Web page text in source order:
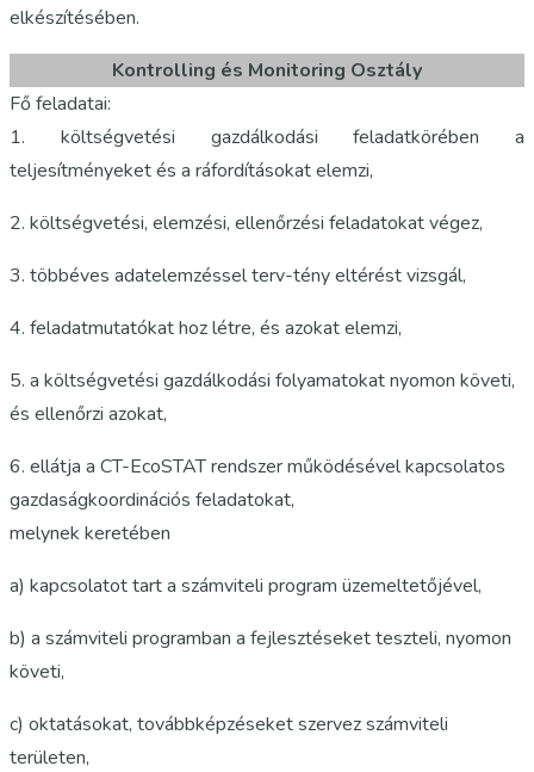
elkészítésében.
Kontrolling és Monitoring Osztály
Fő feladatai:
1. költségvetési gazdálkodási feladatkörében a
teljesítményeket és a ráfordításokat elemzi,
2. költségvetési, elemzési, ellenőrzési feladatokat végez,
3. többéves adatelemzéssel terv-tény eltérést vizsgál,
4. feladatmutatókat hoz létre, és azokat elemzi,
5. a költségvetési gazdálkodási folyamatokat nyomon követi,
és ellenőrzi azokat,
6. ellátja a CT-EcoSTAT rendszer működésével kapcsolatos
gazdaságkoordinációs feladatokat,
melynek keretében
a) kapcsolatot tart a számviteli program üzemeltetőjével,
b) a számviteli programban a fejlesztéseket teszteli, nyomon
követi,
c) oktatásokat, továbbképzéseket szervez számviteli
területen,